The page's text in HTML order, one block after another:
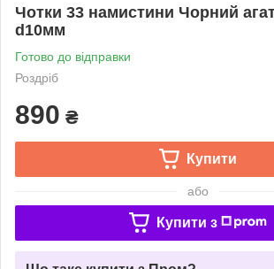
Чотки 33 намистини Чорний
d10мм
Готово до відправки
Роздріб
890 ₴
Купити
або
Купити з